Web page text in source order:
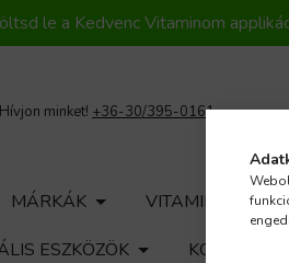
le a Kedvenc Vitaminom
minket! +36-30/395-0161
MÁRKÁK VITAMINOK
ESZKÖZÖK